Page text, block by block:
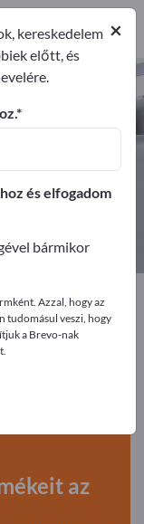
és
kapcsolatok
az
×
kereskedelem
előtt, és
és elfogadom
bármikor
Azzal, hogy az
tudomásul veszi, hogy
a Brevo-nak